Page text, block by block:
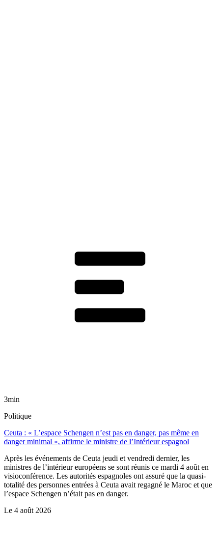
3min
Politique
Ceuta : « L’espace Schengen n’est pas en danger, pas même en
danger minimal », affirme le ministre de l’Intérieur espagnol
Après les événements de Ceuta jeudi et vendredi dernier, les
ministres de l’intérieur européens se sont réunis ce mardi 4 août en
visioconférence. Les autorités espagnoles ont assuré que la quasi-
totalité des personnes entrées à Ceuta avait regagné le Maroc et que
l’espace Schengen n’était pas en danger.
Le 4 août 2026